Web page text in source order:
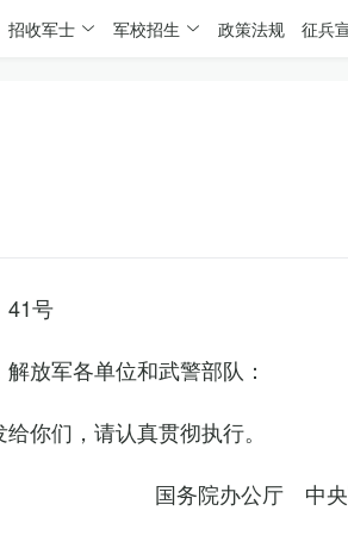
招收军士 军校招生 政策法规 征兵
41号
放军各单位和武警部队：
你们，请认真贯彻执行。
国务院办公厅 中